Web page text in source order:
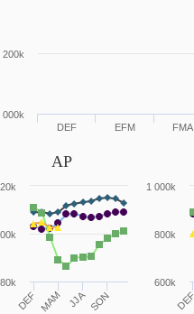
DEF EFM FMA
000k
200k
AP
DEF JJA
MAM SON
80k
DEF
600k
800k
1 000k